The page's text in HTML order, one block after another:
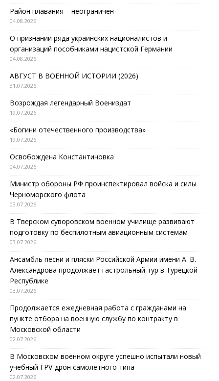
Район плавания – неограничен
04.08.2026
О признании ряда украинских националистов и
организаций пособниками нацистской Германии
04.08.2026
АВГУСТ В ВОЕННОЙ ИСТОРИИ (2026)
31.07.2026
Возрождая легендарный Воениздат
19.07.2026
«Богини отечественного производства»
19.07.2026
Освобождена Константиновка
04.07.2026
Министр обороны РФ проинспектировал войска и силы
Черноморского флота
03.07.2026
В Тверском суворовском военном училище развивают
подготовку по беспилотным авиационным системам
03.07.2026
Ансамбль песни и пляски Российской Армии имени А. В.
Александрова продолжает гастрольный тур в Турецкой
Республике
03.07.2026
Продолжается ежедневная работа с гражданами на
пункте отбора на военную службу по контракту в
Московской области
02.07.2026
В Московском военном округе успешно испытали новый
учебный FPV-дрон самолетного типа
02.07.2026